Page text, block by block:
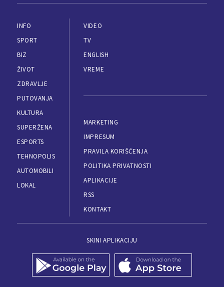
INFO
SPORT
BIZ
ŽIVOT
ZDRAVLJE
PUTOVANJA
KULTURA
SUPERŽENA
ESPORTS
TEHNOPOLIS
AUTOMOBILI
LOKAL
VIDEO
TV
ENGLISH
VREME
MARKETING
IMPRESUM
PRAVILA KORIŠĆENJA
POLITIKA PRIVATNOSTI
APLIKACIJE
RSS
KONTAKT
SKINI APLIKACIJU